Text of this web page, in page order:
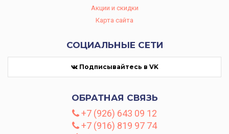
Акции и скидки
Карта сайта
СОЦИАЛЬНЫЕ СЕТИ
Подписывайтесь в VK
ОБРАТНАЯ СВЯЗЬ
+7 (926) 643 09 12
+7 (916) 819 97 74